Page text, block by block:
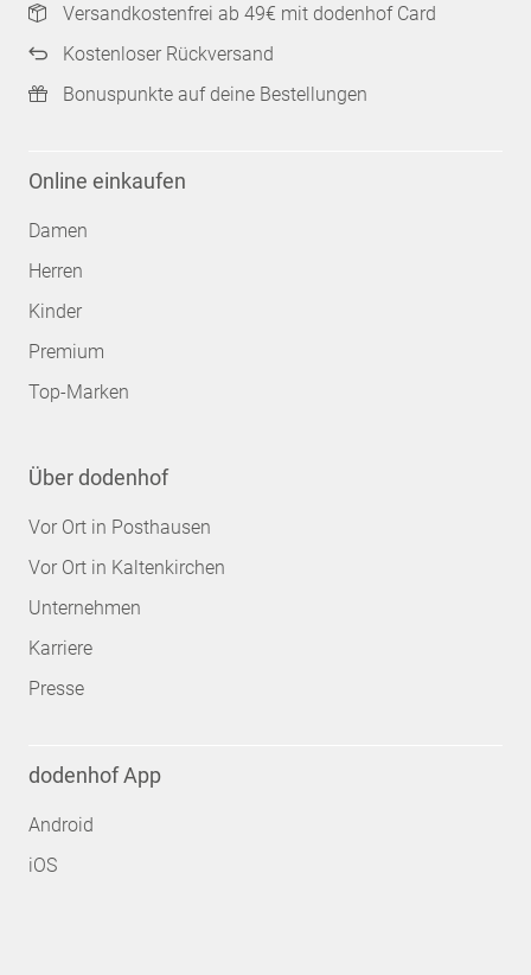
Versandkostenfrei ab 49€ mit dodenhof Card
Kostenloser Rückversand
Bonuspunkte auf deine Bestellungen
Online einkaufen
Damen
Herren
Kinder
Premium
Top-Marken
Über dodenhof
Vor Ort in Posthausen
Vor Ort in Kaltenkirchen
Unternehmen
Karriere
Presse
dodenhof App
Android
iOS